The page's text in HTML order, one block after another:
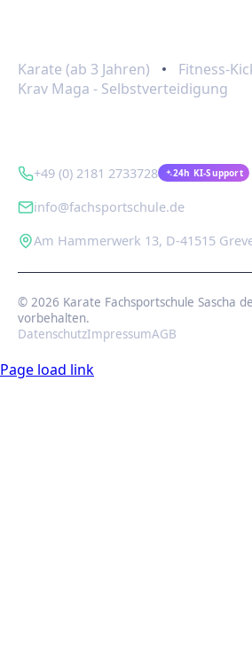
Karate (ab 3 Jahren)
Fitness-
Krav Maga - Selbstverteidigung
+49 (0) 2181 2733728 24h KI-Support
info@fachsportschule.de
Am Hammerwerk 13, D-41515
© 2026 Karate Fachsportschule Sascha
vorbehalten.
DatenschutzImpressumAGB
Page load link